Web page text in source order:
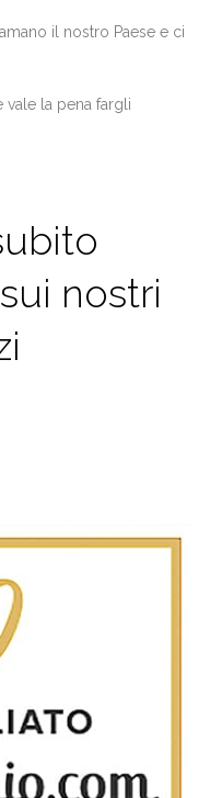
amano il nostro Paese e ci
vale la pena fargli
nostri